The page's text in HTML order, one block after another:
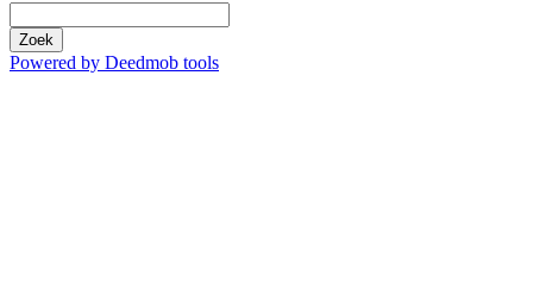
Zoek
Powered by Deedmob tools